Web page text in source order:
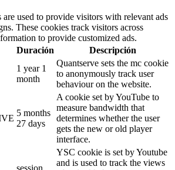
used to provide visitors with relevant ads
These cookies track visitors across
to provide customized ads.
Duración Descripción
1 year 1
month
Quantserve sets the mc cookie
to anonymously track user
behaviour on the website.
5 months
27 days
A cookie set by YouTube to
measure bandwidth that
determines whether the user
gets the new or old player
interface.
session
YSC cookie is set by Youtube
and is used to track the views